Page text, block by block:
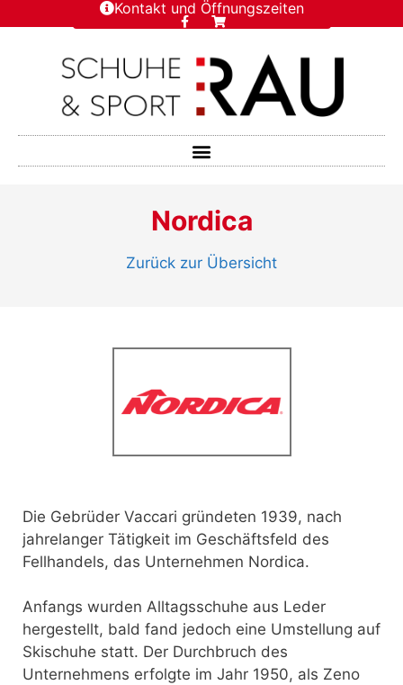
Kontakt und Öffnungszeiten
Nordica
Zurück zur Übersicht
Die Gebrüder Vaccari gründeten 1939, nach
jahrelanger Tätigkeit im Geschäftsfeld des
Fellhandels, das Unternehmen Nordica.
Anfangs wurden Alltagsschuhe aus Leder
hergestellt, bald fand jedoch eine Umstellung auf
Skischuhe statt. Der Durchbruch des
Unternehmens erfolgte im Jahr 1950, als Zeno